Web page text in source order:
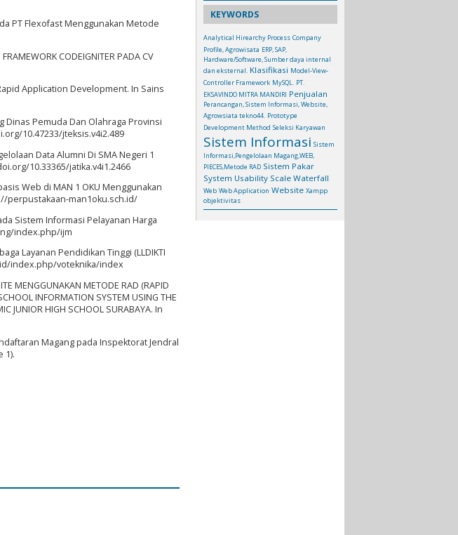
KEYWORDS
Analytical Hirearchy Process Company
Profile, Agrowisata ERP, SAP,
Hardware/Software, Sumber daya internal
dan eksternal. Klasifikasi Model-View-
Controller Framework MySQL. PT.
EKSAVINDO MITRA MANDIRI Penjualan
Perancangan, Sistem Informasi, Website,
Agrowsiata tekno44. Prototype
Development Method Seleksi Karyawan
Sistem Informasi Sistem
Informasi,Pengelolaan Magang,WEB,
PIECES,Metode RAD Sistem Pakar
System Usability Scale Waterfall
Web Web Application Website Xampp
objektivitas
PT Flexofast Menggunakan Metode
CODEIGNITER PADA CV
Application Development. In Sains
Dinas Pemuda Dan Olahraga Provinsi
10.47233/jteksis.v4i2.489
Data Alumni Di SMA Negeri 1
10.33365/jatika.v4i1.2466
Web di MAN 1 OKU Menggunakan
perpustakaan-man1oku.sch.id/
Sistem Informasi Pelayanan Harga
index.php/ijm
Layanan Pendidikan Tinggi (LLDIKTI
index.php/voteknika/index
MENGGUNAKAN METODE RAD (RAPID
INFORMATION SYSTEM USING THE
JUNIOR HIGH SCHOOL SURABAYA. In
Magang pada Inspektorat Jendral
1).